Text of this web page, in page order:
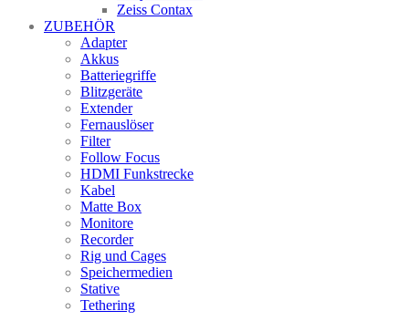
Zeiss Contax
ZUBEHÖR
Adapter
Akkus
Batteriegriffe
Blitzgeräte
Extender
Fernauslöser
Filter
Follow Focus
HDMI Funkstrecke
Kabel
Matte Box
Monitore
Recorder
Rig und Cages
Speichermedien
Stative
Tethering